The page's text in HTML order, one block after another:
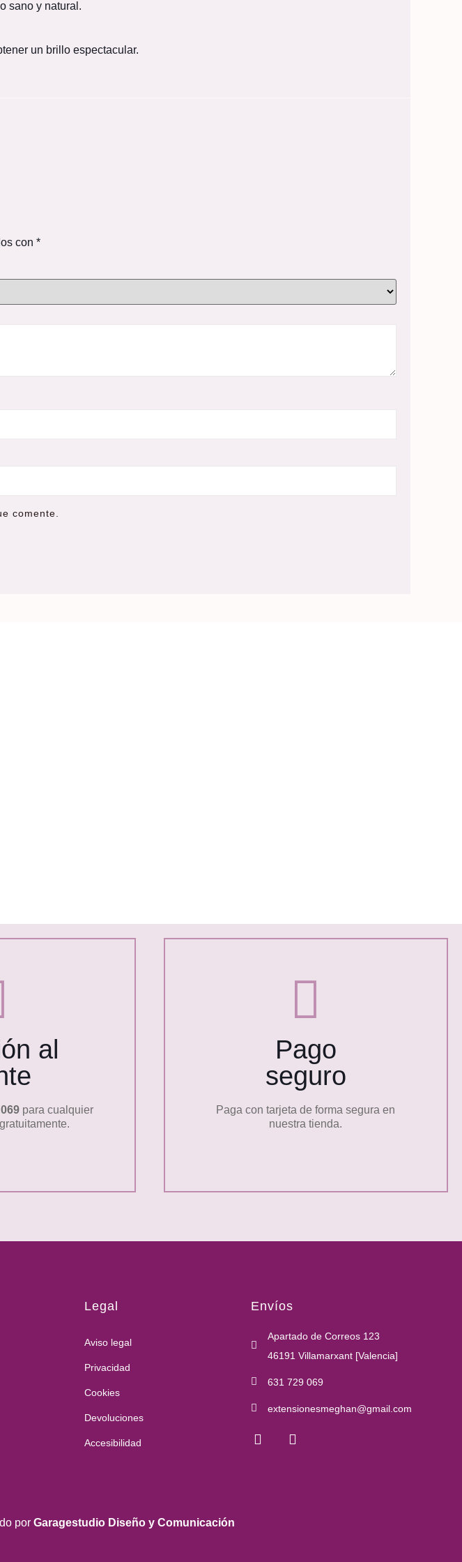
sano y natural.
un brillo espectacular.
con *
comente.
al
para cualquier
Pago
seguro
Paga con tarjeta de forma segura en
nuestra tienda.
Legal
Aviso legal
Privacidad
Cookies
Devoluciones
Accesibilidad
Envíos
Apartado de Correos 123
46191 Villamarxant [Valencia]
631 729 069
extensionesmeghan@gmail.com
por Garagestudio Diseño y Comunicación